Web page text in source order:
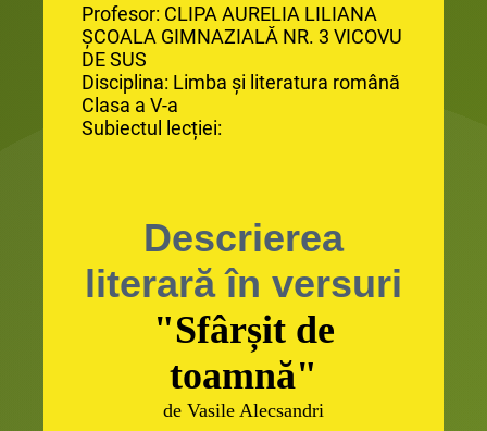
Profesor: CLIPA AURELIA LILIANA
ȘCOALA GIMNAZIALĂ NR. 3 VICOVU
DE SUS
Disciplina: Limba și literatura română
Clasa a V-a
Subiectul lecției:
Descrierea
literară în versuri
"Sfârșit de
toamnă"
de Vasile Alecsandri